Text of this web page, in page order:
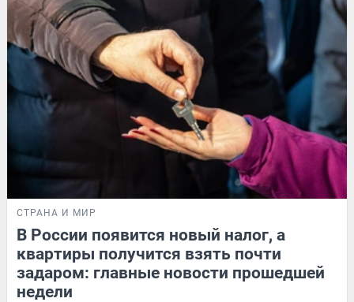
СТРАНА И МИР
В России появится новый налог, а
квартиры получится взять почти
задаром: главные новости прошедшей
недели